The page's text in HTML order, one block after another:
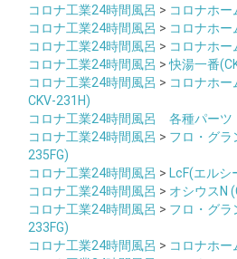
コロナ工業24時間風呂 > コロナホー
コロナ工業24時間風呂 > コロナホー
コロナ工業24時間風呂 > コロナホー
コロナ工業24時間風呂 >快湯一番
コロナ工業24時間風呂 > コロナホー
CKV-231H)
コロナ工業24時間風呂 各種パーツ
コロナ工業24時間風呂 > フロ・グラ
235FG)
コロナ工業24時間風呂 > LcF(エルシ
コロナ工業24時間風呂 > オシウスN
コロナ工業24時間風呂 > フロ・グラ
233FG)
コロナ工業24時間風呂 > コロナホー